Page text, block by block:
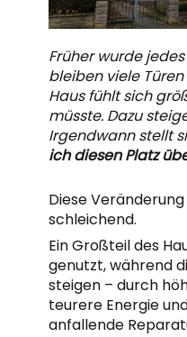
Früher wurde
bleiben viele
Haus fühlt sich
müsste. Dazu
Irgendwann stellt
ich diesen Platz
Diese
schleichend.
Ein Großteil des
genutzt, während
steigen – durch
teurere Energie
anfallende